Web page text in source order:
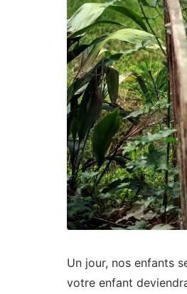
Un jour, nos enfants
votre enfant